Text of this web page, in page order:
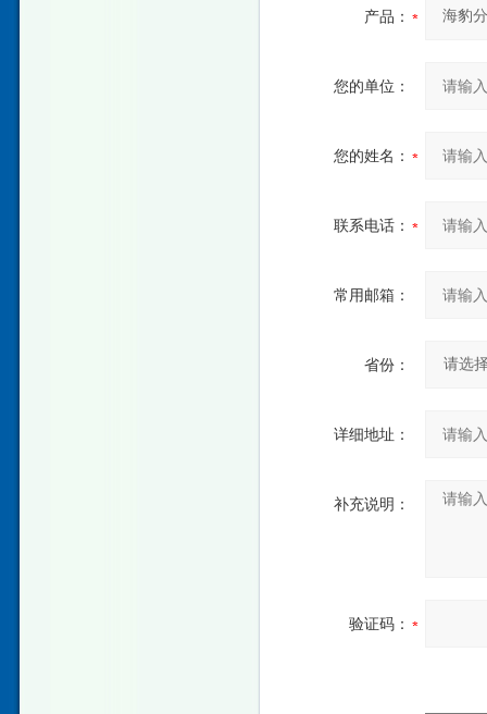
产品：
您的单位：
您的姓名：
联系电话：
常用邮箱：
省份：
详细地址：
补充说明：
验证码：